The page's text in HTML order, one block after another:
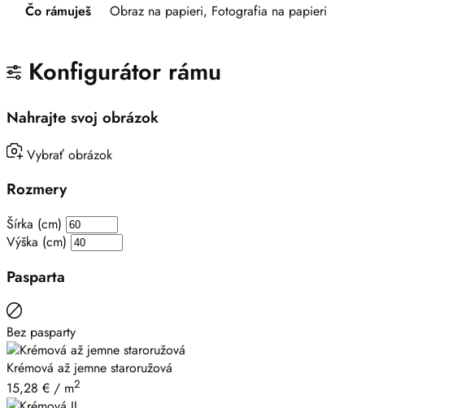
Čo rámuješ Obraz na papieri, Fotografia na papieri
Konfigurátor rámu
Nahrajte svoj obrázok
Vybrať obrázok
Rozmery
Šírka (cm)
Výška (cm)
Pasparta
Bez pasparty
Krémová až jemne staroružová
15,28 € / m2